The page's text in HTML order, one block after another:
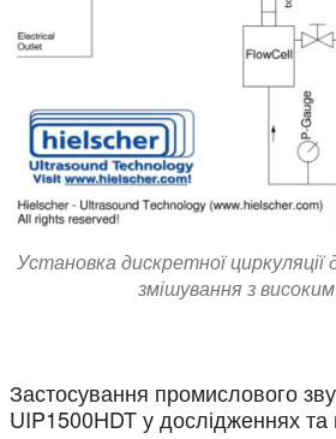
Установка дискретної циркуляції
змішування з
Застосування промислового
UIP1500HDT у дослідженнях та